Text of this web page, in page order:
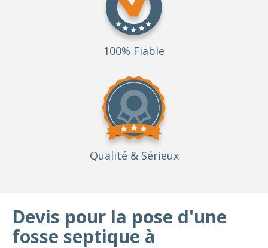
100% Fiable
Qualité & Sérieux
Devis pour la pose d'une
fosse septique à